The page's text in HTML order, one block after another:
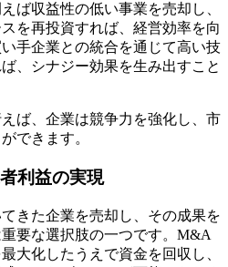
ば収益性の低い事業を売却し、
を再投資すれば、経営効率を向
手企業との統合を通じて高い技
、シナジー効果を生み出すこと
ば、企業は競争力を強化し、市
できます。
利益の実現
きた企業を売却し、その成果を
要な選択肢の一つです。M&A
大化したうえで資金を回収し、